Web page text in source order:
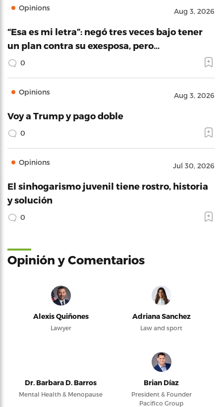
Opinions Aug 3, 2026
“Esa es mi letra”: negó tres veces bajo tener
un plan contra su exesposa, pero…
0
Opinions Aug 3, 2026
Voy a Trump y pago doble
0
Opinions Jul 30, 2026
El sinhogarismo juvenil tiene rostro, historia
y solución
0
Opinión y Comentarios
Alexis Quiñones
Lawyer
Adriana Sanchez
Law and sport
Dr. Barbara D. Barros
Mental Health & Menopause
Brian Díaz
President & Founder
Pacifico Group